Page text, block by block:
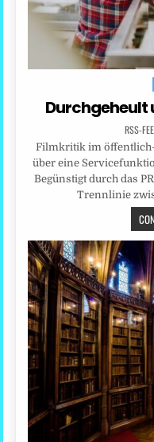
RSS-
Filmkritik im
über eine
Begünstigt durch das
Trennlinie